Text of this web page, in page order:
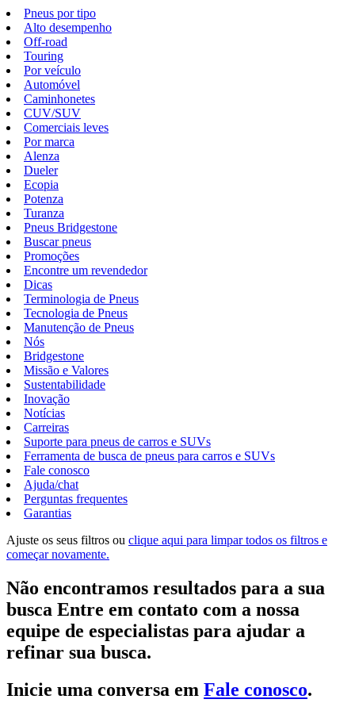
Pneus por tipo
Alto desempenho
Off-road
Touring
Por veículo
Automóvel
Caminhonetes
CUV/SUV
Comerciais leves
Por marca
Alenza
Dueler
Ecopia
Potenza
Turanza
Pneus Bridgestone
Buscar pneus
Promoções
Encontre um revendedor
Dicas
Terminologia de Pneus
Tecnologia de Pneus
Manutenção de Pneus
Nós
Bridgestone
Missão e Valores
Sustentabilidade
Inovação
Notícias
Carreiras
Suporte para pneus de carros e SUVs
Ferramenta de busca de pneus para carros e SUVs
Fale conosco
Ajuda/chat
Perguntas frequentes
Garantias
Ajuste os seus filtros ou clique aqui para limpar todos os filtros e
começar novamente.
Não encontramos resultados para a sua
busca Entre em contato com a nossa
equipe de especialistas para ajudar a
refinar sua busca.
Inicie uma conversa em Fale conosco.